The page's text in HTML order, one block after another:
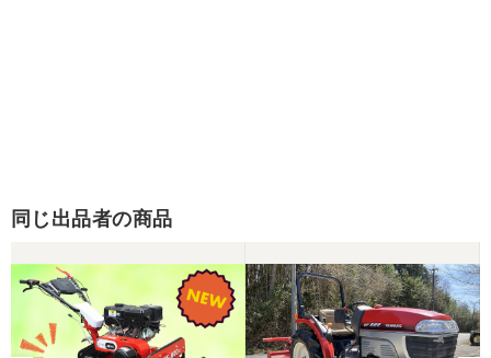
同じ出品者の商品